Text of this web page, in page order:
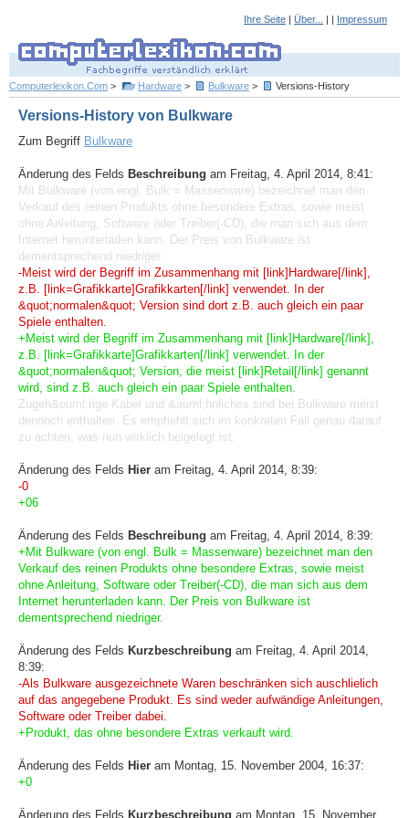
Ihre Seite | Über... | | Impressum
Computerlexikon.Com > Hardware > Bulkware > Versions-History
Versions-History von Bulkware
Zum Begriff Bulkware
Änderung des Felds Beschreibung am Freitag, 4. April 2014, 8:41:
Mit Bulkware (von engl. Bulk = Massenware) bezeichnet man den
Verkauf des reinen Produkts ohne besondere Extras, sowie meist
ohne Anleitung, Software oder Treiber(-CD), die man sich aus dem
Internet herunterladen kann. Der Preis von Bulkware ist
dementsprechend niedriger.
-Meist wird der Begriff im Zusammenhang mit [link]Hardware[/link],
z.B. [link=Grafikkarte]Grafikkarten[/link] verwendet. In der
&quot;normalen&quot; Version sind dort z.B. auch gleich ein paar
Spiele enthalten.
+Meist wird der Begriff im Zusammenhang mit [link]Hardware[/link],
z.B. [link=Grafikkarte]Grafikkarten[/link] verwendet. In der
&quot;normalen&quot; Version, die meist [link]Retail[/link] genannt
wird, sind z.B. auch gleich ein paar Spiele enthalten.
Zugeh&ouml;rige Kabel und &auml;hnliches sind bei Bulkware meist
dennoch enthalten. Es empfiehlt sich im konkreten Fall genau darauf
zu achten, was nun wirklich beigelegt ist.
Änderung des Felds Hier am Freitag, 4. April 2014, 8:39:
-0
+06
Änderung des Felds Beschreibung am Freitag, 4. April 2014, 8:39:
+Mit Bulkware (von engl. Bulk = Massenware) bezeichnet man den
Verkauf des reinen Produkts ohne besondere Extras, sowie meist
ohne Anleitung, Software oder Treiber(-CD), die man sich aus dem
Internet herunterladen kann. Der Preis von Bulkware ist
dementsprechend niedriger.
Änderung des Felds Kurzbeschreibung am Freitag, 4. April 2014,
8:39:
-Als Bulkware ausgezeichnete Waren beschränken sich auschlielich
auf das angegebene Produkt. Es sind weder aufwändige Anleitungen,
Software oder Treiber dabei.
+Produkt, das ohne besondere Extras verkauft wird.
Änderung des Felds Hier am Montag, 15. November 2004, 16:37:
+0
Änderung des Felds Kurzbeschreibung am Montag, 15. November